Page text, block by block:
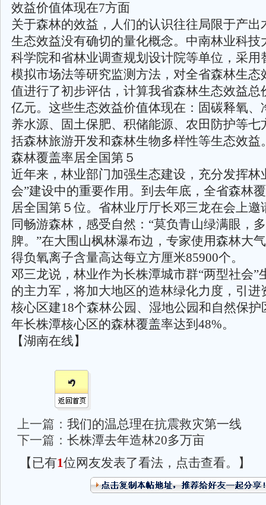
效益价值体现在7方面
关于森林的效益，人们的认识往往局限于产出
生态效益没有确切的量化概念。中南林业科技
科学院和省林业调查规划设计院等单位，采用
模拟市场法等研究监测方法，对全省森林生态
值进行了初步评估，计算我省森林生态效益总
亿元。这些生态效益价值体现在：固碳释氧、
养水源、固土保肥、积储能源、农田防护等七
括森林旅游开发和森林生物多样性等生态效益
森林覆盖率居全国第５
近年来，林业部门加强生态建设，充分发挥林
会”建设中的重要作用。到去年底，全省森林
居全国第５位。省林业厅厅长邓三龙在会上邀
同畅游森林，感受自然：“莫负青山绿满眼，
脾。”在大围山枫林瀑布边，专家使用森林大
得负氧离子含量高达每立方厘米85900个。
邓三龙说，林业作为长株潭城市群“两型社会”
的主力军，将加大地区的造林绿化力度，引进
核心区建18个森林公园、湿地公园和自然保护
年长株潭核心区的森林覆盖率达到48%。
【湖南在线】
上一篇： 我们的温总理在抗震救灾第一线
下一篇： 长株潭去年造林20多万亩
【已有1位网友发表了看法，点击查看。】